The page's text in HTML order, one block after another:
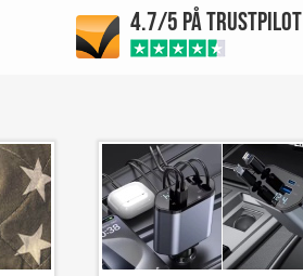
4.7/5 PÅ TRUSTPILOT